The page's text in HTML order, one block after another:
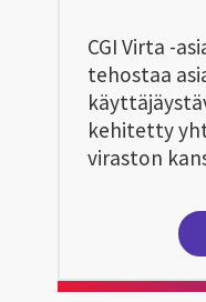
CGI Virta -
tehostaa
kehitetty
viraston